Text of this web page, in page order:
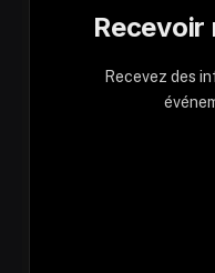
Recevez des